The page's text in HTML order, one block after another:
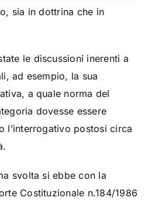
sia in dottrina che in
le discussioni inerenti a
ad esempio, la sua
a quale norma del
dovesse essere
l’interrogativo postosi circa
svolta si ebbe con la
Costituzionale n.184/1986